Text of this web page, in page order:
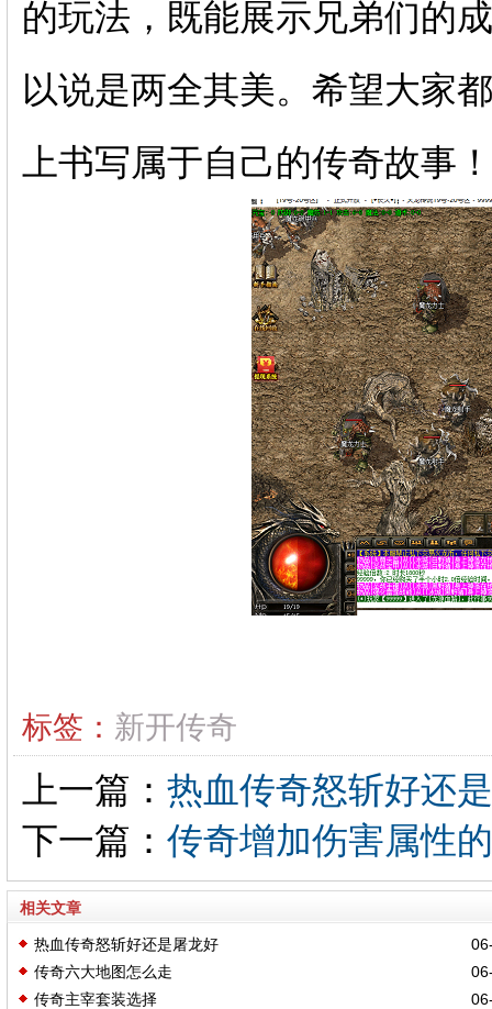
的玩法，既能展示兄弟们的
以说是两全其美。希望大家
上书写属于自己的传奇故事！
标签： 新开传奇
上一篇： 热血传奇怒斩好还
下一篇： 传奇增加伤害属性
相关文章
热血传奇怒斩好还是屠龙好
传奇六大地图怎么走
传奇主宰套装选择